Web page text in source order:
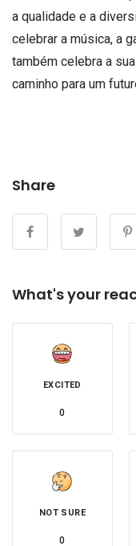
a qualidade e a
celebrar a música, a
também celebra a
caminho para um
Share
What's your
EXCITED
0
NOT SURE
0